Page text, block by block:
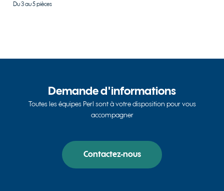
Du 3 au 5 pièces
Demande d'informations
Toutes les équipes Perl sont à votre disposition pour vous
accompagner
Contactez-nous